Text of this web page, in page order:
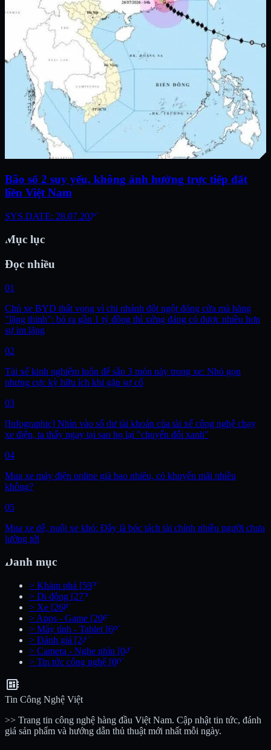
Bão số 2 suy yếu, không ảnh hưởng trực tiếp đất
liền Việt Nam
SYS.DATE: 28.07.2026
Mục lục
Đọc nhiều
01
Chủ xe BYD thất vọng vì chi nhánh đột ngột đóng cửa mà hãng
"lặng thinh": bỏ ra gần 1 tỷ đồng thì xứng đáng có được nhiều hơn
sự im lặng
02
Tài xế kinh nghiệm luôn để sẵn 3 món này trong xe: Nhỏ gọn
nhưng cực kỳ hữu ích khi gặp sự cố
03
[Infographic] Nhìn vào số dư tài khoản của tài xế công nghệ chạy
xe điện, ta thấy ngay tại sao họ lại "chuyển đổi xanh"
04
Mua xe máy điện online giá bao nhiêu, có khuyến mãi nhiều
không?
05
Mua xe dễ, nuôi xe khó: Đây là bóc tách tài chính nhiều người chưa
lường tới
Danh mục
> Khám phá [593]
> Di động [273]
> Xe [268]
> Apps - Game [206]
> Máy tính - Tablet [69]
> Đánh giá [24]
> Camera - Nghe nhìn [04]
> Tin tức công nghệ [00]
developer_board
Tin Công Nghệ Việt
>> Trang tin công nghệ hàng đầu Việt Nam. Cập nhật tin tức, đánh
giá sản phẩm và hướng dẫn thủ thuật mới nhất mỗi ngày.